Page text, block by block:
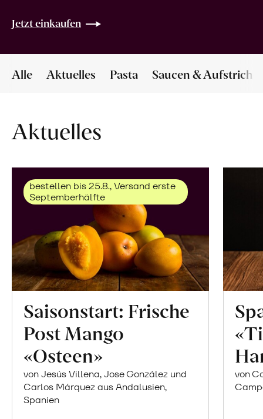
Jetzt einkaufen
Alle Aktuelles Pasta Saucen & Aufstriche
Aktuelles
bestellen bis 25.8., Versand erste
Septemberhälfte
Saisonstart: Frische
Post Mango
«Osteen»
von Jesús Villena, Jose González und
Carlos Márquez aus Andalusien,
Spanien
von